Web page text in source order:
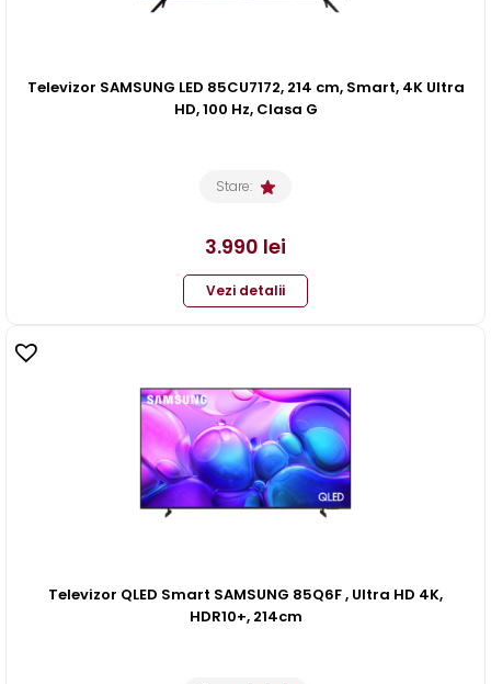
Televizor SAMSUNG LED 85CU7172, 214 cm, Smart, 4K Ultra
HD, 100 Hz, Clasa G
Stare:
3.990 lei
Vezi detalii
Televizor QLED Smart SAMSUNG 85Q6F , Ultra HD 4K,
HDR10+, 214cm